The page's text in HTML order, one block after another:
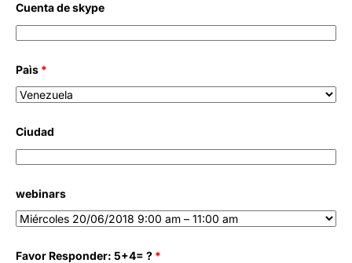
Cuenta de skype
Paìs *
Ciudad
webinars
Favor Responder: 5+4= ? *